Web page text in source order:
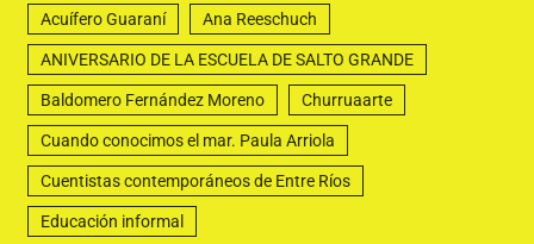
Acuífero Guaraní Ana Reeschuch
ANIVERSARIO DE LA ESCUELA DE SALTO GRANDE
Baldomero Fernández Moreno Churruaarte
Cuando conocimos el mar. Paula Arriola
Cuentistas contemporáneos de Entre Ríos
Educación informal